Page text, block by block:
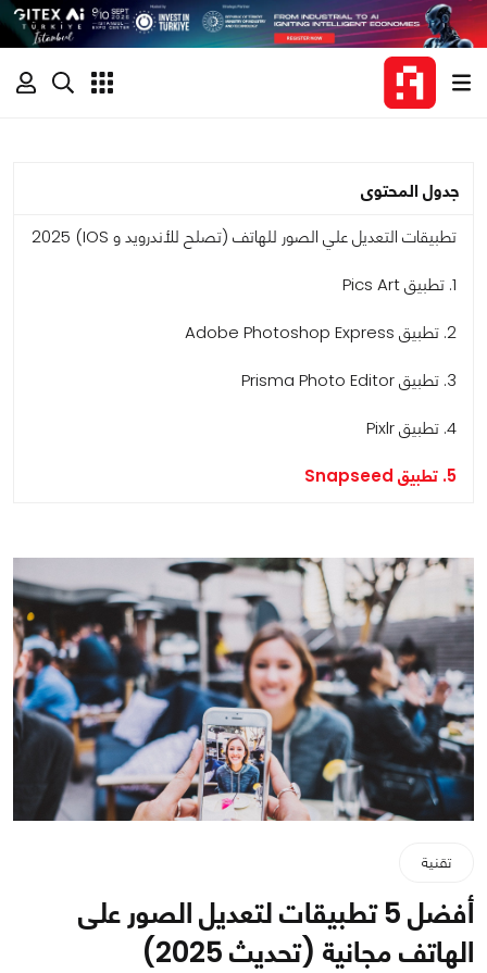
جدول المحتوى
تطبيقات التعديل علي الصور للهاتف (تصلح للأندرويد و IOS) 2025
1. تطبيق Pics Art
2. تطبيق Adobe Photoshop Express
3. تطبيق Prisma Photo Editor
4. تطبيق Pixlr
5. تطبيق Snapseed
تقنية
أفضل 5 تطبيقات لتعديل الصور على
الهاتف مجانية (تحديث 2025)